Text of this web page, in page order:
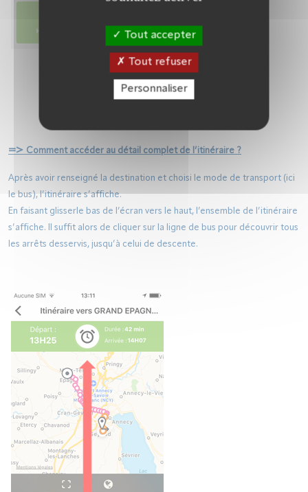
=> Comment accéder au détail complet de l’itinéraire ?
Après avoir renseigné la destination et choisi le mode de transport (ici
le bus), l’itinéraire s’affiche.
En faisant glisserle bas de l’écran vers le haut, l’ensemble de l’itinéraire
s’affiche. Il suffit alors de cliquer sur la ligne de bus pour découvrir tous
les arrêts desservis, jusqu’à celui de descente.
Tout accepter
Tout refuser
Personnaliser